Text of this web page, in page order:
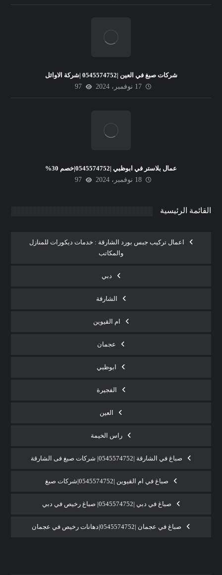
شركات صبغ في العين |0545574752 |شركة الاوائل
17 نوفمبر، 2024
97
عمال بلاستر في ابوظبي |0545574752|خصم 30%
18 نوفمبر، 2024
97
القائمة الرئيسية
اعمال تركيب جبس بورد الشارقة : خدمات ديكورات للمنازل
والمكاتب
دبي
الشارقة
ام القيوين
عجمان
ابوظبي
الفجيرة
العين
راس الخيمة
صباغ في الشارقة |0545574752| شركات صبغ فى الشارقة
صباغ في ام القيوين |0545574752|شركات صبغ
صباغ في دبي |0545574752| صباغ رخيص في دبي
صباغ في عجمان |0545574752|دهانات رخيص في عجمان